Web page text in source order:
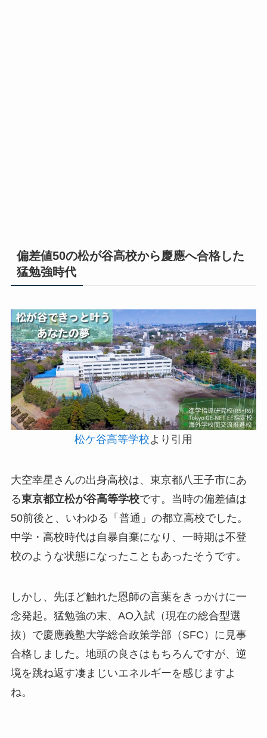
偏差値50の松が谷高校から慶應へ合格した
猛勉強時代
松ケ谷高等学校より引用
大空幸星さんの出身高校は、東京都八王子市にあ
る東京都立松が谷高等学校です。当時の偏差値は
50前後と、いわゆる「普通」の都立高校でした。
中学・高校時代は自暴自棄になり、一時期は不登
校のような状態になったこともあったそうです。
しかし、先ほど触れた恩師の言葉をきっかけに一
念発起。猛勉強の末、AO入試（現在の総合型選
抜）で慶應義塾大学総合政策学部（SFC）に見事
合格しました。地頭の良さはもちろんですが、逆
境を跳ね返す凄まじいエネルギーを感じますよ
ね。